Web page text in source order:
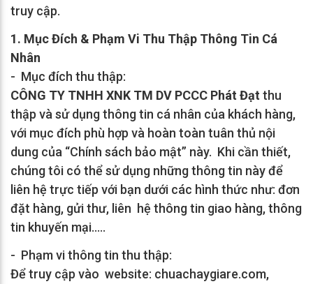
truy cập.
1. Mục Đích & Phạm Vi Thu Thập Thông Tin Cá
Nhân
- Mục đích thu thập:
CÔNG TY TNHH XNK TM DV PCCC Phát Đạt thu
thập và sử dụng thông tin cá nhân của khách hàng,
với mục đích phù hợp và hoàn toàn tuân thủ nội
dung của “Chính sách bảo mật” này. Khi cần thiết,
chúng tôi có thể sử dụng những thông tin này để
liên hệ trực tiếp với bạn dưới các hình thức như: đơn
đặt hàng, gửi thư, liên hệ thông tin giao hàng, thông
tin khuyến mại…..
- Phạm vi thông tin thu thập:
Để truy cập vào website: chuachaygiare.com,